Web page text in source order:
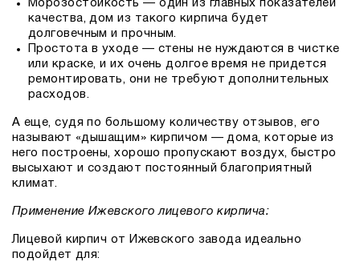
Морозостойкость — один из главных показателей
качества, дом из такого кирпича будет
долговечным и прочным.
Простота в уходе — стены не нуждаются в чистке
или краске, и их очень долгое время не придется
ремонтировать, они не требуют дополнительных
расходов.
А еще, судя по большому количеству отзывов, его
называют «дышащим» кирпичом — дома, которые из
него построены, хорошо пропускают воздух, быстро
высыхают и создают постоянный благоприятный
климат.
Применение Ижевского лицевого кирпича:
Лицевой кирпич от Ижевского завода идеально
подойдет для: